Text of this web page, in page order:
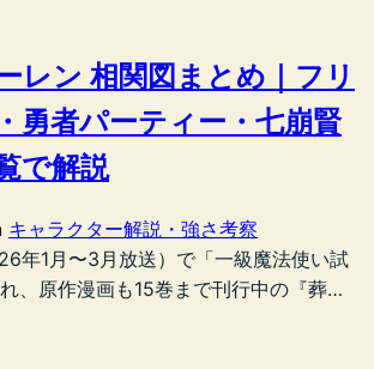
レン 相関図まとめ｜フリ
勇者パーティー・七崩賢
で解説
キャラクター解説・強さ考察
年1月〜3月放送）で「一級魔法使い試
、原作漫画も15巻まで刊行中の『葬…